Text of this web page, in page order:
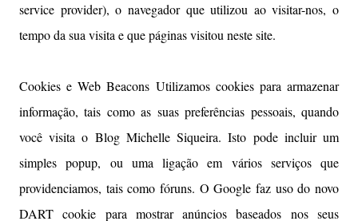
service provider), o navegador que utilizou ao visitar-nos, o
tempo da sua visita e que páginas visitou neste site.
Cookies e Web Beacons Utilizamos cookies para armazenar
informação, tais como as suas preferências pessoais, quando
você visita o Blog Michelle Siqueira. Isto pode incluir um
simples popup, ou uma ligação em vários serviços que
providenciamos, tais como fóruns. O Google faz uso do novo
DART cookie para mostrar anúncios baseados nos seus